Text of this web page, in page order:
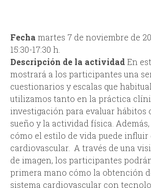
d
e
b
ú
s
e
d
e
a
d
v
e
Fecha martes 7 de noviembre de
15:30-17:30 h.
Descripción de la actividadEn
mostrará a los participantes una
cuestionarios y escalas que
utilizamos tanto en la práctica
investigación para evaluar hábitos
sueño y la actividad física.
cómo el estilo de vida puede influir
cardiovascular. A través de una
de imagen, los participantes
primera mano cómo la obtención
sistema cardiovascular con